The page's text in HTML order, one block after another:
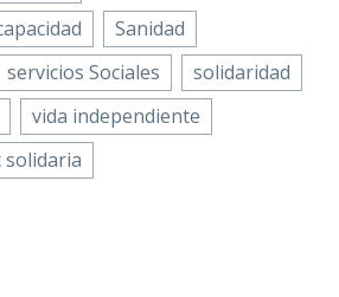
Sanidad
servicios Sociales
solidaridad
vida independiente
solidaria